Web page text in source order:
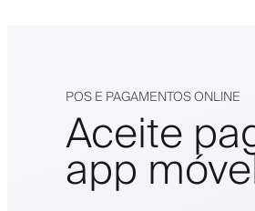
POS E PAGAMENTOS ONLINE
Aceite
app